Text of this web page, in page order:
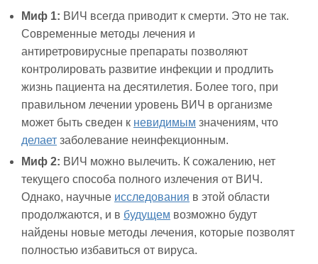
Миф 1: ВИЧ всегда приводит к смерти. Это не так.
Современные методы лечения и
антиретровирусные препараты позволяют
контролировать развитие инфекции и продлить
жизнь пациента на десятилетия. Более того, при
правильном лечении уровень ВИЧ в организме
может быть сведен к невидимым значениям, что
делает заболевание неинфекционным.
Миф 2: ВИЧ можно вылечить. К сожалению, нет
текущего способа полного излечения от ВИЧ.
Однако, научные исследования в этой области
продолжаются, и в будущем возможно будут
найдены новые методы лечения, которые позволят
полностью избавиться от вируса.